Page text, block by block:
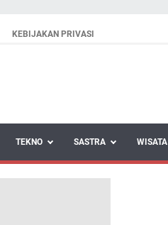
KEBIJAKAN PRIVASI
TEKNO SASTRA WISATA